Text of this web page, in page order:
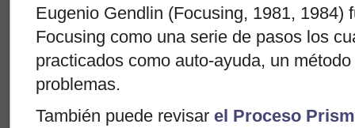
Eugenio Gendlin (Focusing, 1981, 1984)
Focusing como una serie de pasos los
practicados como auto-ayuda, un
problemas.
También puede revisar el Proceso